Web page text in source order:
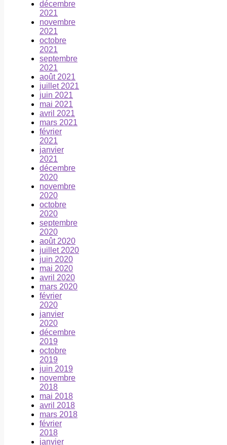
décembre
2021
novembre
2021
octobre
2021
septembre
2021
août 2021
juillet 2021
juin 2021
mai 2021
avril 2021
mars 2021
février
2021
janvier
2021
décembre
2020
novembre
2020
octobre
2020
septembre
2020
août 2020
juillet 2020
juin 2020
mai 2020
avril 2020
mars 2020
février
2020
janvier
2020
décembre
2019
octobre
2019
juin 2019
novembre
2018
mai 2018
avril 2018
mars 2018
février
2018
janvier